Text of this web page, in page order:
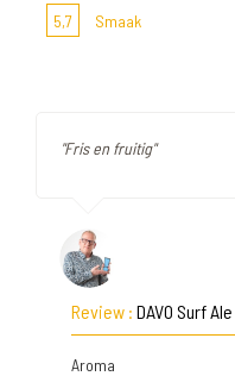
5,7 Smaak
"Fris en fruitig"
Review : DAVO Surf Ale
Aroma